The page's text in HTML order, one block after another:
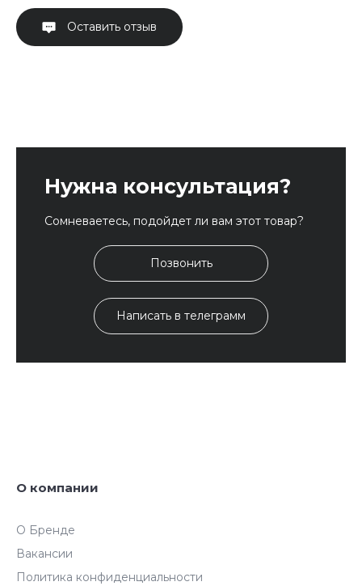
Оставить отзыв
Нужна консультация?
Сомневаетесь, подойдет ли вам этот товар?
Позвонить
Написать в телеграмм
О компании
О Бренде
Вакансии
Политика конфиденциальности